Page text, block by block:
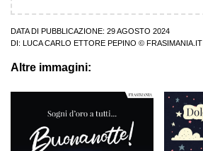
DATA DI PUBBLICAZIONE: 29 AGOSTO 2024
DI:
LUCA CARLO ETTORE PEPINO © FRASIMANIA.IT
Altre immagini: